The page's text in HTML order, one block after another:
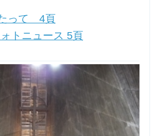
って 4頁
トニュース 5頁